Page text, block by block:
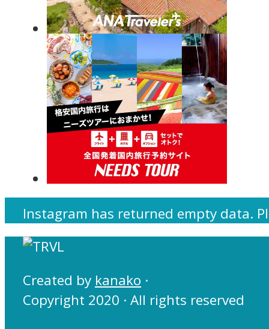
Instagram has returned empty data.
Created by kanako ·
Copyright 2020 · All rights reserved